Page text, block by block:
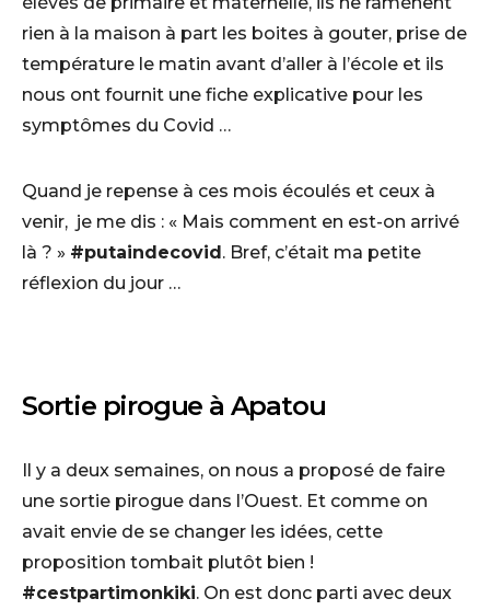
rien à la maison à part les boites à gouter, prise de
température le matin avant d’aller à l’école et ils
nous ont fournit une fiche explicative pour les
symptômes du Covid …
Quand je repense à ces mois écoulés et ceux à
venir, je me dis : « Mais comment en est-on arrivé
là ? » #putaindecovid. Bref, c’était ma petite
réflexion du jour …
Sortie pirogue à Apatou
Il y a deux semaines, on nous a proposé de faire
une sortie pirogue dans l’Ouest. Et comme on
avait envie de se changer les idées, cette
proposition tombait plutôt bien !
#cestpartimonkiki. On est donc parti avec deux